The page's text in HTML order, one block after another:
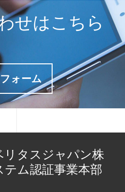
せはこちら
ォーム
リタスジャパン株
ム認証事業本部